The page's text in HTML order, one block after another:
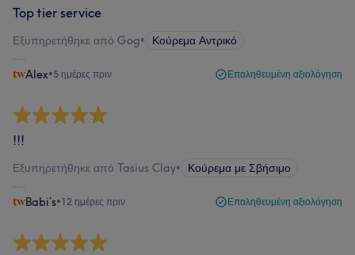
Top tier service
Εξυπηρετήθηκε από Gog• Κούρεμα Αντρικό
Alex•5 ημέρες πριν Επαληθευμένη αξιολόγηση
!!!
Εξυπηρετήθηκε από Tasius Clay• Κούρεμα με Σβήσιμο
Babi’s•12 ημέρες πριν Επαληθευμένη αξιολόγηση